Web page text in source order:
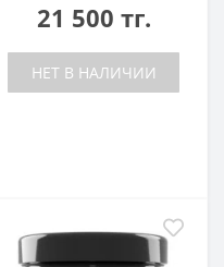
21 500 тг.
НЕТ В НАЛИЧИИ